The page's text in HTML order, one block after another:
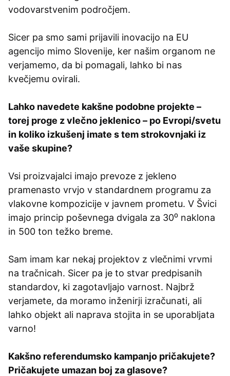
vodovarstvenim področjem.
Sicer pa smo sami prijavili inovacijo na EU
agencijo mimo Slovenije, ker našim organom ne
verjamemo, da bi pomagali, lahko bi nas
kvečjemu ovirali.
Lahko navedete kakšne podobne projekte –
torej proge z vlečno jeklenico – po Evropi/svetu
in koliko izkušenj imate s tem strokovnjaki iz
vaše skupine?
Vsi proizvajalci imajo prevoze z jekleno
pramenasto vrvjo v standardnem programu za
vlakovne kompozicije v javnem prometu. V Švici
imajo princip poševnega dvigala za 30⁰ naklona
in 500 ton težko breme.
Sam imam kar nekaj projektov z vlečnimi vrvmi
na tračnicah. Sicer pa je to stvar predpisanih
standardov, ki zagotavljajo varnost. Najbrž
verjamete, da moramo inženirji izračunati, ali
lahko objekt ali naprava stojita in se uporabljata
varno!
Kakšno referendumsko kampanjo pričakujete?
Pričakujete umazan boj za glasove?